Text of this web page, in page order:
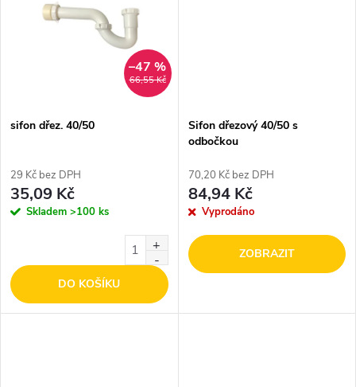
66,55 Kč
–47 %
sifon dřez. 40/50
29 Kč bez DPH
35,09 Kč
Skladem >100 ks
DO KOŠÍKU
Sifon dřezový 40/50 s
odbočkou
70,20 Kč bez DPH
84,94 Kč
Vyprodáno
ZOBRAZIT